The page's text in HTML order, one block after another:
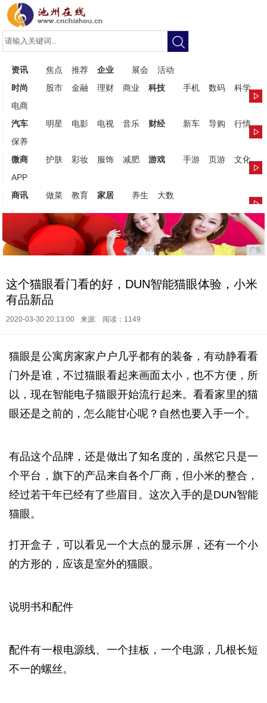
资讯 焦点 推荐 企业 展会
活动
时尚
股市 金融 理财 商业 科技 手机 数码
科学
电商
汽车
明星 电影 电视 音乐 财经 新车 导购
行情
保养
微商
护肤 彩妆 服饰 减肥 游戏 手游 页游
文化
APP
商讯
做菜 教育 家居 养生 大数
广告
这个猫眼看门看的好，DUN智能猫眼体验，小米
有品新品
2020-03-30 20:13:00 来源: 阅读：1149
猫眼是公寓房家家户户几乎都有的装备，有动静看看
门外是谁，不过猫眼看起来画面太小，也不方便，所
以，现在智能电子猫眼开始流行起来。看看家里的猫
眼还是之前的，怎么能甘心呢？自然也要入手一个。
有品这个品牌，还是做出了知名度的，虽然它只是一
个平台，旗下的产品来自各个厂商，但小米的整合，
经过若干年已经有了些眉目。这次入手的是DUN智能
猫眼。
打开盒子，可以看见一个大点的显示屏，还有一个小
的方形的，应该是室外的猫眼。
说明书和配件
配件有一根电源线、一个挂板，一个电源，几根长短
不一的螺丝。